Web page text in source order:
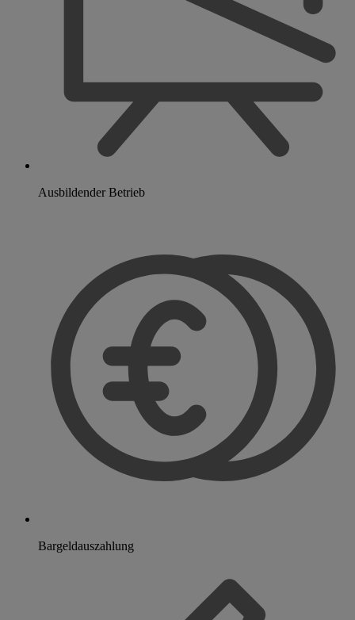
Ausbildender Betrieb
Bargeldauszahlung